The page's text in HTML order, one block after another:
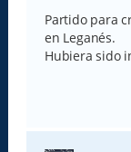
s
a
j
e
Partido para
en Leganés.
Hubiera sido